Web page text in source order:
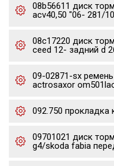
08b56611 диск
acv40,50 "06- 281/
08c17220 диск
ceed 12- задний d
09-02871-sx
actrosaxor
092.750 прокладка
09701021 диск
g4/skoda fabia